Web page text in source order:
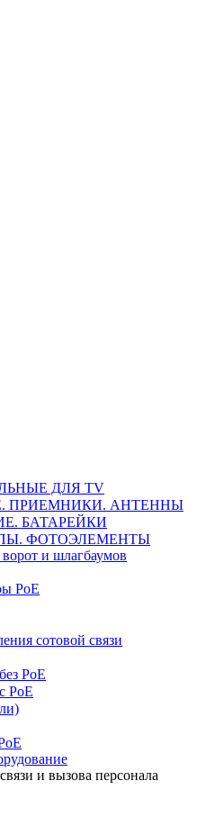
ДЛЯ TV
ПРИЕМНИКИ. АНТЕННЫ
БАТАРЕЙКИ
ФОТОЭЛЕМЕНТЫ
и шлагбаумов
РоЕ
сотовой связи
РоЕ
РоЕ
и вызова персонала